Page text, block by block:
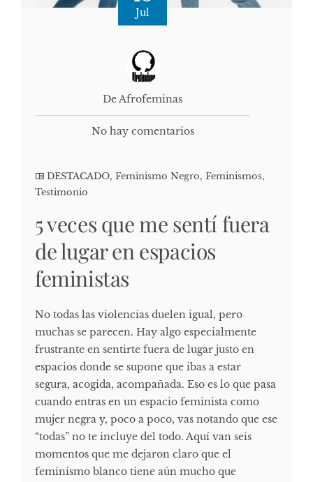
Jul
De Afrofeminas
No hay comentarios
DESTACADO, Feminismo Negro, Feminismos,
Testimonio
5 veces que me sentí fuera
de lugar en espacios
feministas
No todas las violencias duelen igual, pero
muchas se parecen. Hay algo especialmente
frustrante en sentirte fuera de lugar justo en
espacios donde se supone que ibas a estar
segura, acogida, acompañada. Eso es lo que pasa
cuando entras en un espacio feminista como
mujer negra y, poco a poco, vas notando que ese
“todas” no te incluye del todo. Aquí van seis
momentos que me dejaron claro que el
feminismo blanco tiene aún mucho que